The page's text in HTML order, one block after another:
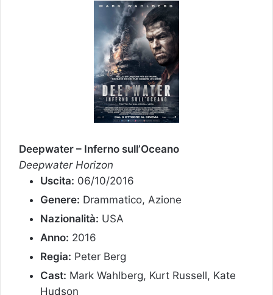
Deepwater – Inferno sull’Oceano
Deepwater Horizon
Uscita: 06/10/2016
Genere: Drammatico, Azione
Nazionalità: USA
Anno: 2016
Regia: Peter Berg
Cast: Mark Wahlberg, Kurt Russell, Kate
Hudson